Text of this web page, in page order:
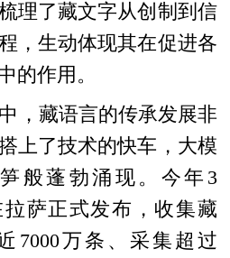
理了藏文字从创制到信
，生动体现其在促进各
的作用。
藏语言的传承发展非
上了技术的快车，大模
般蓬勃涌现。今年3
拉萨正式发布，收集藏
7000万条、采集超过